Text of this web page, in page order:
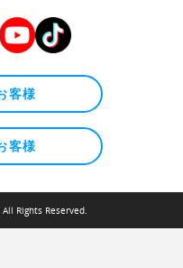
客様
客様
Rights Reserved.